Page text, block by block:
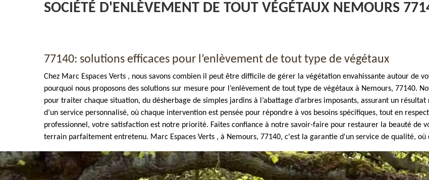
Enlèvement de tout végétaux 77
SOCIÉTÉ D'ENLÈVEMENT DE TOUT VÉGÉTAUX NEMOURS
77140: solutions efficaces pour l’enlèvement de tout type de végétaux
Chez Marc Espaces Verts , nous savons combien il peut être difficile de gérer la végétation envahissante autour de
pourquoi nous proposons des solutions sur mesure pour l’enlèvement de tout type de végétaux à Nemours, 77140.
pour traiter chaque situation, du désherbage de simples jardins à l’abattage d’arbres imposants, assurant un
d’un service personnalisé, où chaque intervention est pensée pour répondre à vos besoins spécifiques, tout en
professionnel, votre satisfaction est notre priorité. Faites confiance à notre savoir-faire pour restaurer la beauté de
terrain parfaitement entretenu. Marc Espaces Verts , à Nemours, 77140, c'est la garantie d'un service de qualité, où